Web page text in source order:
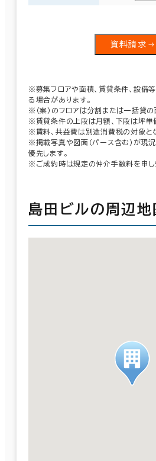
資料請求
※募集フロアや面積、賃貸条件、設備
る場合があります。
※（案）のフロアは分割または一括貸の
※賃貸条件の上段は月額、下段は坪単
※賃料、共益費は別途消費税の対象と
※掲載写真や図面（パース含む）が現
優先します。
※ご成約時は規定の仲介手数料を申し
島田ビルの周辺地